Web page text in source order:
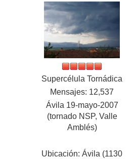
Supercélula Tornádica
Mensajes: 12,537
Ávila 19-mayo-2007
(tornado NSP, Valle
Amblés)
Ubicación: Ávila (1130